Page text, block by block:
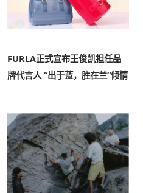
FURLA正式宣布王俊凯担任品
牌代言人 “出于蓝，胜在兰”倾情